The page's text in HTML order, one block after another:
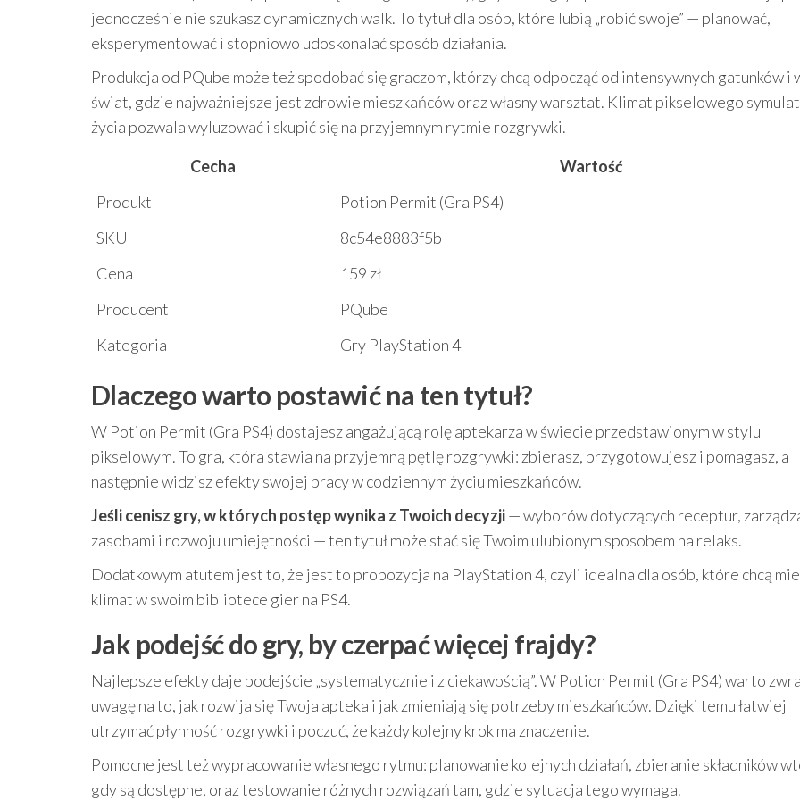
jednocześnie nie szukasz dynamicznych walk. To tytuł dla osób, które lubią „robić swoje” — planować,
eksperymentować i stopniowo udoskonalać sposób działania.
Produkcja od PQube może też spodobać się graczom, którzy chcą odpocząć od intensywnych gatunków i
świat, gdzie najważniejsze jest zdrowie mieszkańców oraz własny warsztat. Klimat pikselowego
życia pozwala wyluzować i skupić się na przyjemnym rytmie rozgrywki.
Cecha
Wartość
Produkt
Potion Permit (Gra PS4)
SKU
8c54e8883f5b
Cena
159 zł
Producent
PQube
Kategoria
Gry PlayStation 4
Dlaczego warto postawić na ten tytuł?
W Potion Permit (Gra PS4) dostajesz angażującą rolę aptekarza w świecie przedstawionym w stylu
pikselowym. To gra, która stawia na przyjemną pętlę rozgrywki: zbierasz, przygotowujesz i pomagasz, a
następnie widzisz efekty swojej pracy w codziennym życiu mieszkańców.
Jeśli cenisz gry, w których postęp wynika z Twoich decyzji— wyborów dotyczących receptur,
zasobami i rozwoju umiejętności — ten tytuł może stać się Twoim ulubionym sposobem na relaks.
Dodatkowym atutem jest to, że jest to propozycja na PlayStation 4, czyli idealna dla osób, które chcą
klimat w swoim bibliotece gier na PS4.
Jak podejść do gry, by czerpać więcej frajdy?
Najlepsze efekty daje podejście „systematycznie i z ciekawością”. W Potion Permit (Gra PS4) warto
uwagę na to, jak rozwija się Twoja apteka i jak zmieniają się potrzeby mieszkańców. Dzięki temu łatwiej
utrzymać płynność rozgrywki i poczuć, że każdy kolejny krok ma znaczenie.
Pomocne jest też wypracowanie własnego rytmu: planowanie kolejnych działań, zbieranie składników
gdy są dostępne, oraz testowanie różnych rozwiązań tam, gdzie sytuacja tego wymaga.